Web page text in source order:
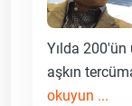
Yılda 200'ün
aşkın
okuyun ...